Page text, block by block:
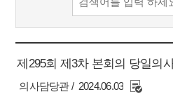
제295회 제3차 본회의 당일의
의사담당관 2024.06.03